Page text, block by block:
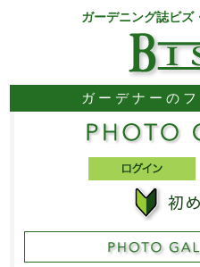
ガーデニング誌ビズ
ガーデナーの